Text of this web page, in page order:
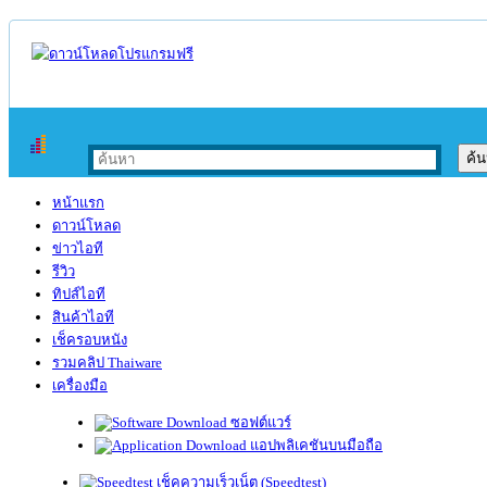
หน้าแรก
ดาวน์โหลด
ข่าวไอที
รีวิว
ทิปส์ไอที
สินค้าไอที
เช็ครอบหนัง
รวมคลิป Thaiware
เครื่องมือ
ซอฟต์แวร์
แอปพลิเคชันบนมือถือ
เช็คความเร็วเน็ต (Speedtest)